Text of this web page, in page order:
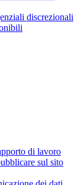
discrezionali
di lavoro
sul sito